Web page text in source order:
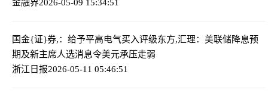
金融界2026-05-09 15:34:51
国金{证}券,：给予平高电气买入评级东方,汇理：美联储降息预
期及新主席人选消息令美元承压走弱
浙江日报2026-05-11 05:46:51